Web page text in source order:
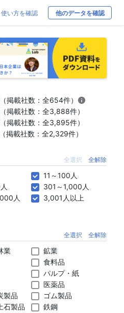
使い方を確認 他のデータを確認
掲載社数：全654件）
掲載社数：全3,888件）
掲載社数：全3,895件）
掲載社数：全2,329件）
全選択 全解除
11～100人
301～1,000人
人
3,001人以上
全選択 全解除
業
鉱業
食料品
パルプ・紙
医薬品
製品
ゴム製品
石製品
鉄鋼